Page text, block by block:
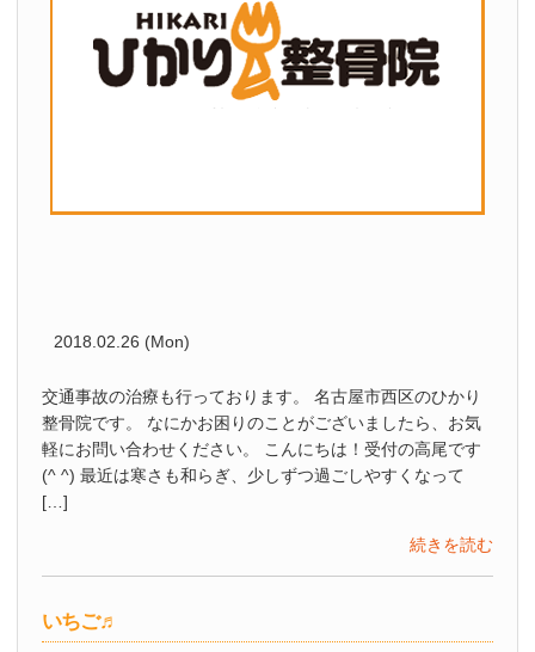
2018.02.26 (Mon)
交通事故の治療も行っております。 名古屋市西区のひかり
整骨院です。 なにかお困りのことがございましたら、お気
軽にお問い合わせください。 こんにちは！受付の高尾です
(^ ^) 最近は寒さも和らぎ、少しずつ過ごしやすくなって
[…]
続きを読む
いちご♬